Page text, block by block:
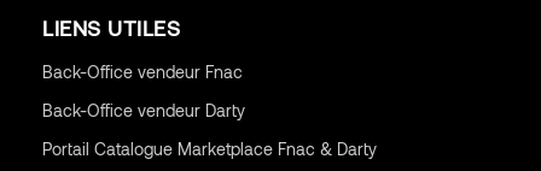
LIENS UTILES
Back-Office vendeur Fnac
Back-Office vendeur Darty
Portail Catalogue Marketplace Fnac & Darty